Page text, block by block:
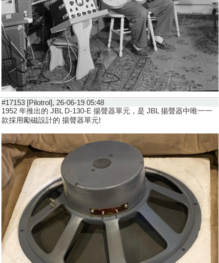
#17153 [Pilotrol], 26-06-19 05:48
1952 年推出的 JBL D-130-E 揚聲器單元，是 JBL 揚聲器中唯一一
款採用勵磁設計的 揚聲器單元!